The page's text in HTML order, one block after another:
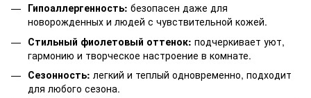
Гипоаллергенность: безопасен даже для
новорожденных и людей с чувствительной кожей.
Стильный фиолетовый оттенок: подчеркивает уют,
гармонию и творческое настроение в комнате.
Сезонность: легкий и теплый одновременно, подходит
для любого сезона.